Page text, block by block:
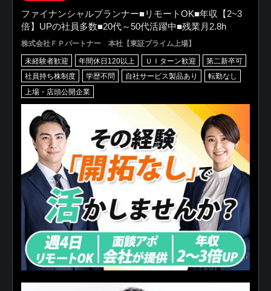
ファイナンシャルプランナー■リモートOK■年収【2~3
倍】UPの社員多数■20代～50代活躍中■残業月2.8h
株式会社ＦＰパートナー 本社【東証プライム上場】
未経験者歓迎 年間休日120以上 ＵＩターン歓迎
第二新卒可
社員持ち株制度
学歴不問 自社サービス製品あり
転勤なし
上場・店頭公開企業